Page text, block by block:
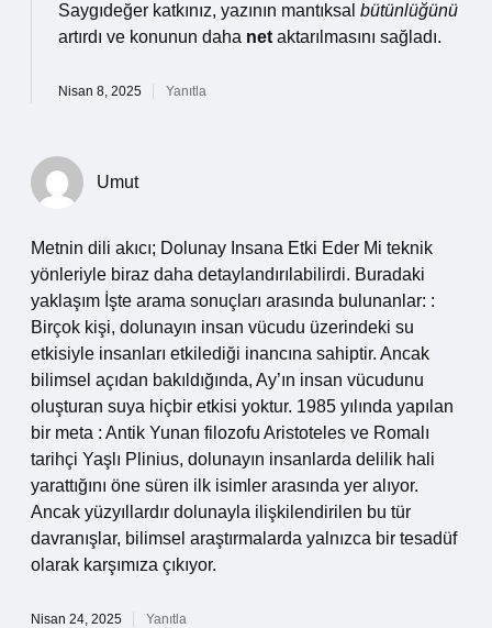
Saygıdeğer katkınız, yazının mantıksal bütünlüğünü
artırdı ve konunun daha net aktarılmasını sağladı.
Nisan 8, 2025 Yanıtla
Umut
Metnin dili akıcı; Dolunay Insana Etki Eder Mi teknik
yönleriyle biraz daha detaylandırılabilirdi. Buradaki
yaklaşım İşte arama sonuçları arasında bulunanlar: :
Birçok kişi, dolunayın insan vücudu üzerindeki su
etkisiyle insanları etkilediği inancına sahiptir. Ancak
bilimsel açıdan bakıldığında, Ay’ın insan vücudunu
oluşturan suya hiçbir etkisi yoktur. 1985 yılında yapılan
bir meta : Antik Yunan filozofu Aristoteles ve Romalı
tarihçi Yaşlı Plinius, dolunayın insanlarda delilik hali
yarattığını öne süren ilk isimler arasında yer alıyor.
Ancak yüzyıllardır dolunayla ilişkilendirilen bu tür
davranışlar, bilimsel araştırmalarda yalnızca bir tesadüf
olarak karşımıza çıkıyor.
Nisan 24, 2025 Yanıtla